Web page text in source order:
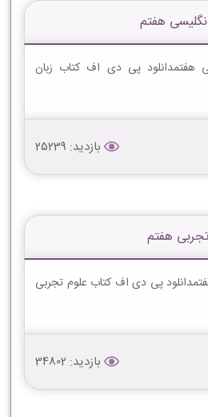
هفتم
هفتمدانلود پی دی اف کتاب زبان
بازدید: 25239
هفتم
پی دی اف کتاب علوم تجربی
بازدید: 34802